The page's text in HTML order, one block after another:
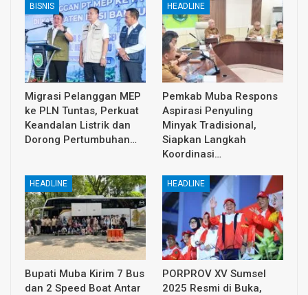
BISNIS
Migrasi Pelanggan MEP
ke PLN Tuntas, Perkuat
Keandalan Listrik dan
Dorong Pertumbuhan…
HEADLINE
Pemkab Muba Respons
Aspirasi Penyuling
Minyak Tradisional,
Siapkan Langkah
Koordinasi…
HEADLINE
Bupati Muba Kirim 7 Bus
dan 2 Speed Boat Antar
HEADLINE
PORPROV XV Sumsel
2025 Resmi di Buka,